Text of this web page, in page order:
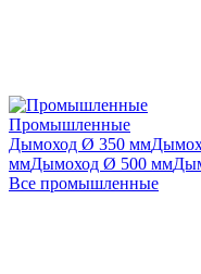
Промышленные
Дымоход Ø 350 мм
ммДымоход Ø 500 мм
Все промышленные